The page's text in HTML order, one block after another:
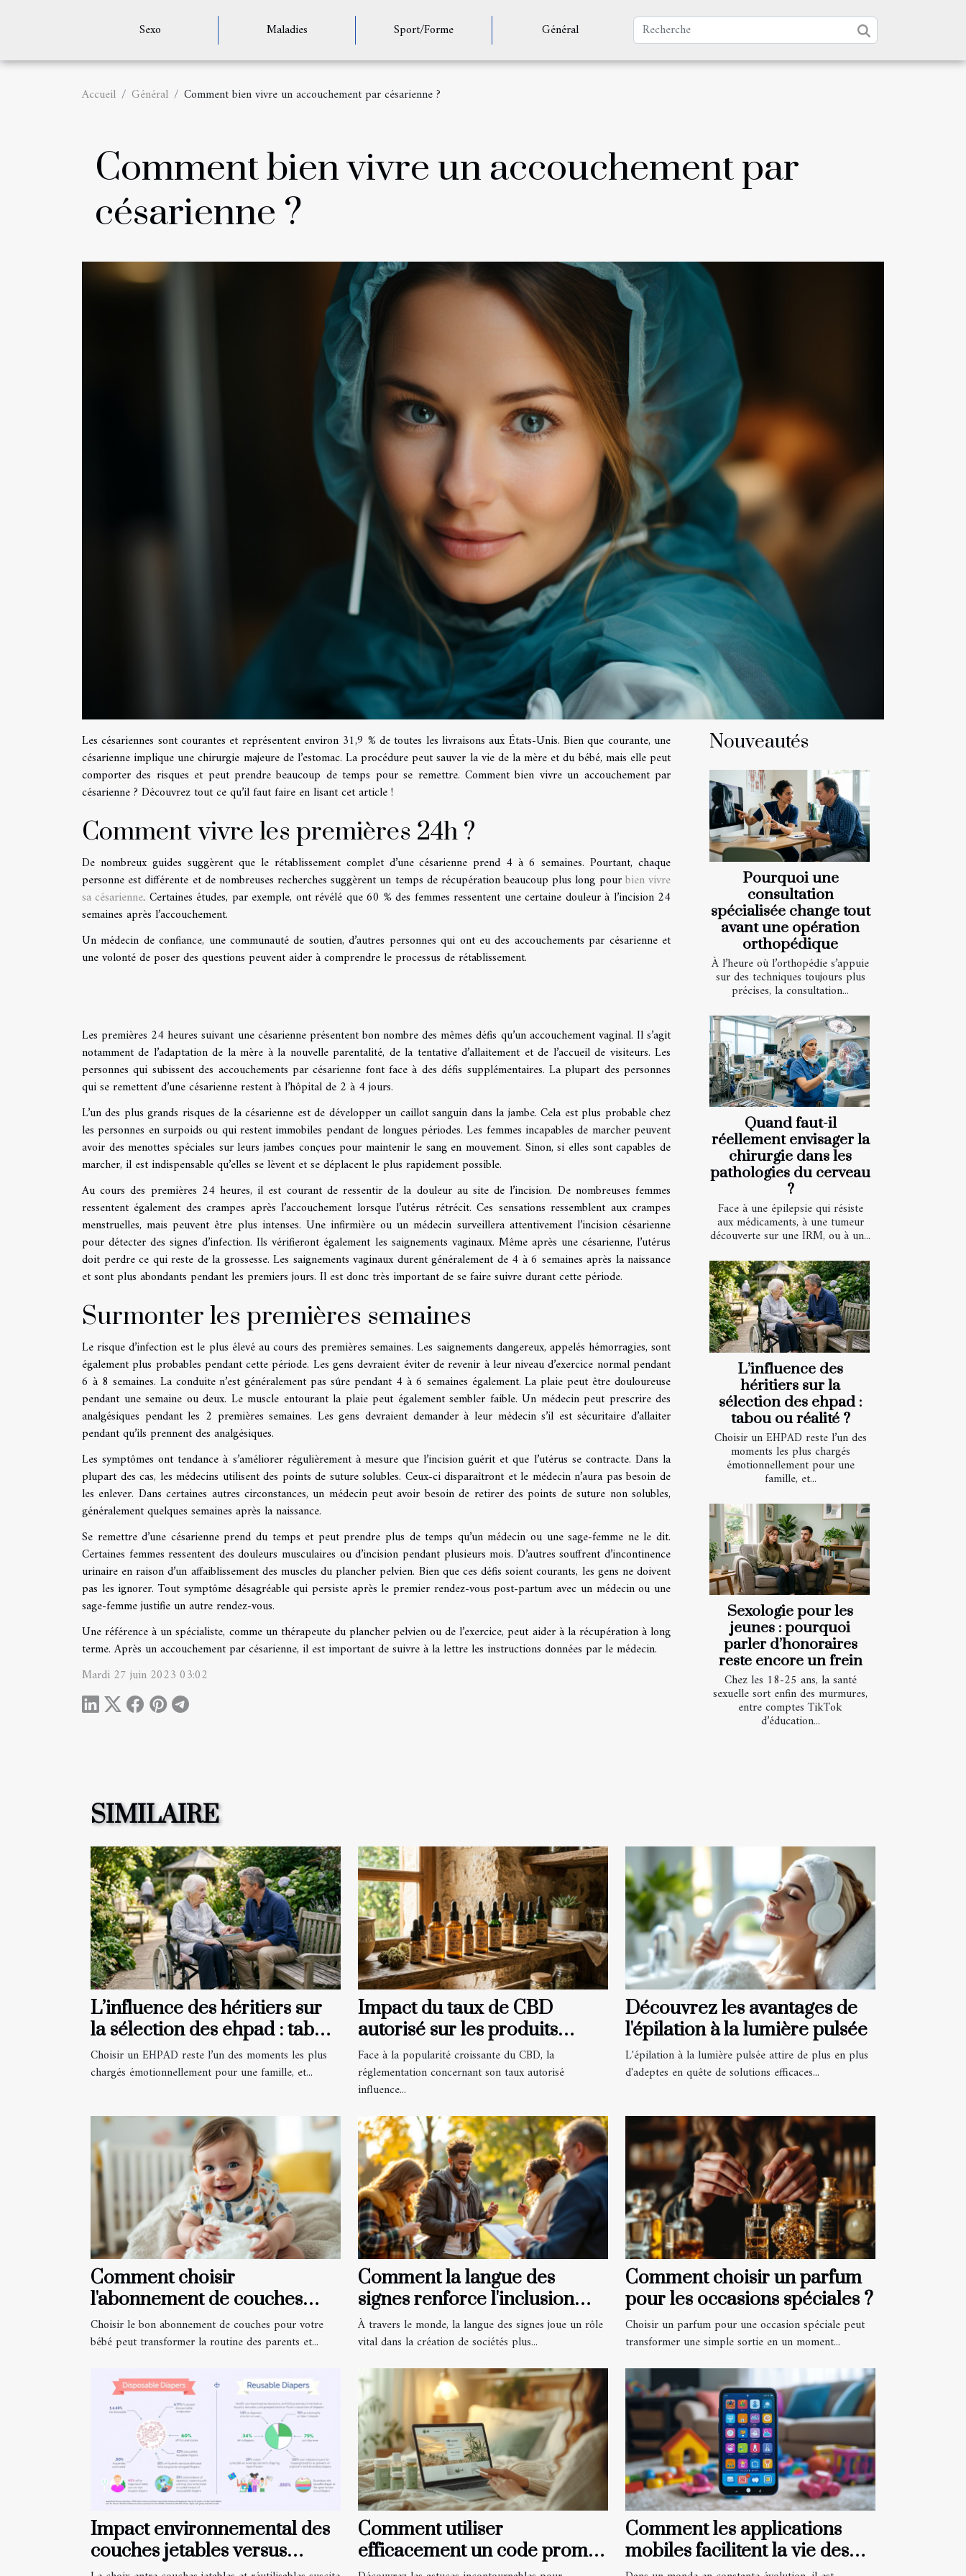
Sexo Maladies Sport/Forme Général
Accueil Général Comment bien vivre un accouchement par césarienne ?
Comment bien vivre un accouchement par
césarienne ?
Les césariennes sont courantes et représentent environ 31,9 % de toutes les livraisons aux États-Unis. Bien que courante, une
césarienne implique une chirurgie majeure de l’estomac. La procédure peut sauver la vie de la mère et du bébé, mais elle peut
comporter des risques et peut prendre beaucoup de temps pour se remettre. Comment bien vivre un accouchement par
césarienne ? Découvrez tout ce qu’il faut faire en lisant cet article !
Comment vivre les premières 24h ?
De nombreux guides suggèrent que le rétablissement complet d’une césarienne prend 4 à 6 semaines. Pourtant, chaque
personne est différente et de nombreuses recherches suggèrent un temps de récupération beaucoup plus long pourbien vivre
sa césarienne. Certaines études, par exemple, ont révélé que 60 % des femmes ressentent une certaine douleur à l’incision 24
semaines après l’accouchement.
Un médecin de confiance, une communauté de soutien, d’autres personnes qui ont eu des accouchements par césarienne et
une volonté de poser des questions peuvent aider à comprendre le processus de rétablissement.
Les premières 24 heures suivant une césarienne présentent bon nombre des mêmes défis qu’un accouchement vaginal. Il s’agit
notamment de l’adaptation de la mère à la nouvelle parentalité, de la tentative d’allaitement et de l’accueil de visiteurs. Les
personnes qui subissent des accouchements par césarienne font face à des défis supplémentaires. La plupart des personnes
qui se remettent d’une césarienne restent à l’hôpital de 2 à 4 jours.
L’un des plus grands risques de la césarienne est de développer un caillot sanguin dans la jambe. Cela est plus probable chez
les personnes en surpoids ou qui restent immobiles pendant de longues périodes. Les femmes incapables de marcher peuvent
avoir des menottes spéciales sur leurs jambes conçues pour maintenir le sang en mouvement. Sinon, si elles sont capables de
marcher, il est indispensable qu’elles se lèvent et se déplacent le plus rapidement possible.
Au cours des premières 24 heures, il est courant de ressentir de la douleur au site de l’incision. De nombreuses femmes
ressentent également des crampes après l’accouchement lorsque l’utérus rétrécit. Ces sensations ressemblent aux crampes
menstruelles, mais peuvent être plus intenses. Une infirmière ou un médecin surveillera attentivement l’incision césarienne
pour détecter des signes d’infection. Ils vérifieront également les saignements vaginaux. Même après une césarienne, l’utérus
doit perdre ce qui reste de la grossesse. Les saignements vaginaux durent généralement de 4 à 6 semaines après la naissance
et sont plus abondants pendant les premiers jours. Il est donc très important de se faire suivre durant cette période.
Surmonter les premières semaines
Le risque d’infection est le plus élevé au cours des premières semaines. Les saignements dangereux, appelés hémorragies, sont
également plus probables pendant cette période. Les gens devraient éviter de revenir à leur niveau d’exercice normal pendant
6 à 8 semaines. La conduite n’est généralement pas sûre pendant 4 à 6 semaines également. La plaie peut être douloureuse
pendant une semaine ou deux. Le muscle entourant la plaie peut également sembler faible. Un médecin peut prescrire des
analgésiques pendant les 2 premières semaines. Les gens devraient demander à leur médecin s’il est sécuritaire d’allaiter
pendant qu’ils prennent des analgésiques.
Les symptômes ont tendance à s’améliorer régulièrement à mesure que l’incision guérit et que l’utérus se contracte. Dans la
plupart des cas, les médecins utilisent des points de suture solubles. Ceux-ci disparaîtront et le médecin n’aura pas besoin de
les enlever. Dans certaines autres circonstances, un médecin peut avoir besoin de retirer des points de suture non solubles,
généralement quelques semaines après la naissance.
Se remettre d’une césarienne prend du temps et peut prendre plus de temps qu’un médecin ou une sage-femme ne le dit.
Certaines femmes ressentent des douleurs musculaires ou d’incision pendant plusieurs mois. D’autres souffrent d’incontinence
urinaire en raison d’un affaiblissement des muscles du plancher pelvien. Bien que ces défis soient courants, les gens ne doivent
pas les ignorer. Tout symptôme désagréable qui persiste après le premier rendez-vous post-partum avec un médecin ou une
sage-femme justifie un autre rendez-vous.
Une référence à un spécialiste, comme un thérapeute du plancher pelvien ou de l’exercice, peut aider à la récupération à long
terme. Après un accouchement par césarienne, il est important de suivre à la lettre les instructions données par le médecin.
Mardi 27 juin 2023 03:02
Nouveautés
Pourquoi une
consultation
spécialisée change tout
avant une opération
orthopédique
À l’heure où l’orthopédie s’appuie
sur des techniques toujours plus
précises, la consultation...
Quand faut-il
réellement envisager la
chirurgie dans les
pathologies du cerveau
?
Face à une épilepsie qui résiste
aux médicaments, à une tumeur
découverte sur une IRM, ou à un...
L’influence des
héritiers sur la
sélection des ehpad :
tabou ou réalité ?
Choisir un EHPAD reste l’un des
moments les plus chargés
émotionnellement pour une
famille, et...
Sexologie pour les
jeunes : pourquoi
parler d’honoraires
reste encore un frein
Chez les 18-25 ans, la santé
sexuelle sort enfin des murmures,
entre comptes TikTok
d’éducation...
SIMILAIRE
L’influence des héritiers sur
la sélection des ehpad : tabou
ou réalité ?
Choisir un EHPAD reste l’un des moments les plus
chargés émotionnellement pour une famille, et...
Impact du taux de CBD
autorisé sur les produits
disponibles
Face à la popularité croissante du CBD, la
réglementation concernant son taux autorisé
influence...
Découvrez les avantages de
l'épilation à la lumière pulsée
L'épilation à la lumière pulsée attire de plus en plus
d'adeptes en quête de solutions efficaces...
Comment choisir
l'abonnement de couches
idéal pour votre bébé?
Choisir le bon abonnement de couches pour votre
bébé peut transformer la routine des parents et...
Comment la langue des
signes renforce l'inclusion
sociale ?
À travers le monde, la langue des signes joue un rôle
vital dans la création de sociétés plus...
Comment choisir un parfum
pour les occasions spéciales ?
Choisir un parfum pour une occasion spéciale peut
transformer une simple sortie en un moment...
Impact environnemental des
couches jetables versus
Comment utiliser
efficacement un code promo
Comment les applications
mobiles facilitent la vie des